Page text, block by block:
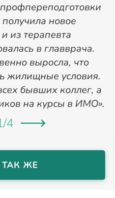
новое
из терапевта
в главврача.
выросла, что
жилищные условия.
бывших коллег, а
на курсы в ИМО».
/4
ЖЕ